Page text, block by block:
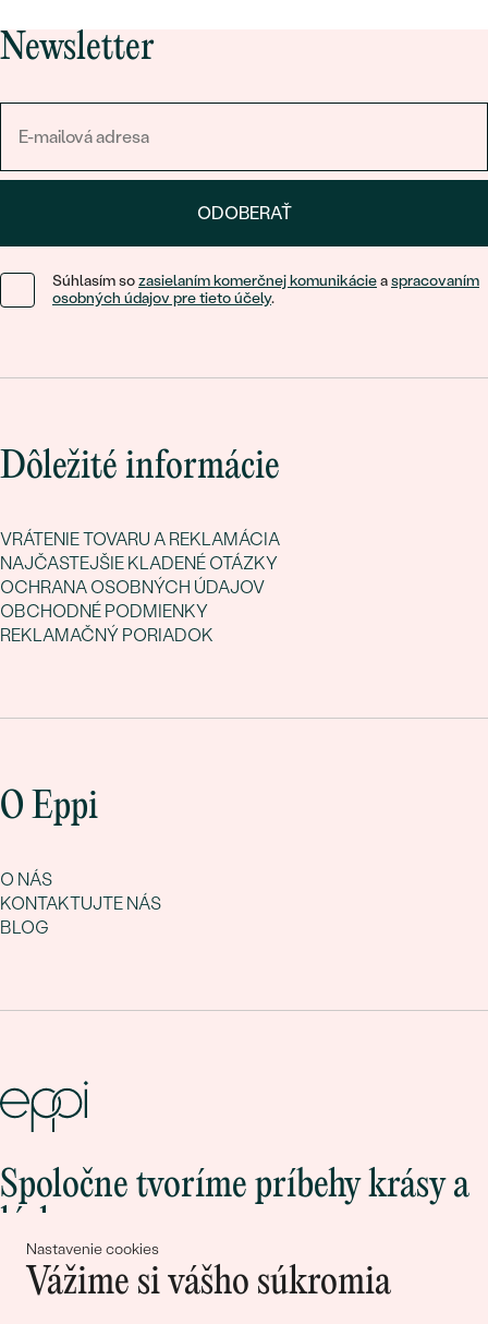
Nastavenie cookies
Vážime si vášho súkromia
Newsletter
ODOBERAŤ
Súhlasím sozasielaním komerčnej komunikácieaspracovaním
osobných údajov pre tieto účely.
Dôležité informácie
VRÁTENIE TOVARU A REKLAMÁCIA
NAJČASTEJŠIE KLADENÉ OTÁZKY
OCHRANA OSOBNÝCH ÚDAJOV
OBCHODNÉ PODMIENKY
REKLAMAČNÝ PORIADOK
O Eppi
O NÁS
KONTAKTUJTE NÁS
BLOG
Spoločne tvoríme príbehy krásy a
lásky
Pripojte sa k nám!